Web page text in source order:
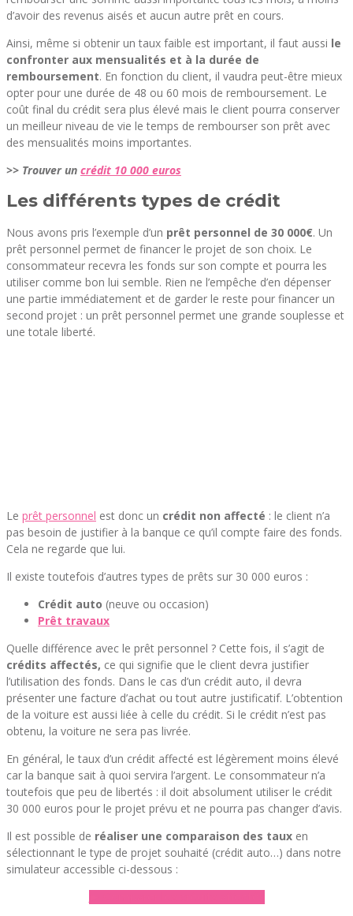
d’avoir des revenus aisés et aucun autre prêt en cours.
Ainsi, même si obtenir un taux faible est important, il faut aussi le
confronter aux mensualités et à la durée de
remboursement. En fonction du client, il vaudra peut-être mieux
opter pour une durée de 48 ou 60 mois de remboursement. Le
coût final du crédit sera plus élevé mais le client pourra conserver
un meilleur niveau de vie le temps de rembourser son prêt avec
des mensualités moins importantes.
>> Trouver un crédit 10 000 euros
Les différents types de crédit
Nous avons pris l’exemple d’un prêt personnel de 30 000€. Un
prêt personnel permet de financer le projet de son choix. Le
consommateur recevra les fonds sur son compte et pourra les
utiliser comme bon lui semble. Rien ne l’empêche d’en dépenser
une partie immédiatement et de garder le reste pour financer un
second projet : un prêt personnel permet une grande souplesse et
une totale liberté.
Le prêt personnel est donc un crédit non affecté : le client n’a
pas besoin de justifier à la banque ce qu’il compte faire des fonds.
Cela ne regarde que lui.
Il existe toutefois d’autres types de prêts sur 30 000 euros :
Crédit auto (neuve ou occasion)
Prêt travaux
Quelle différence avec le prêt personnel ? Cette fois, il s’agit de
crédits affectés, ce qui signifie que le client devra justifier
l’utilisation des fonds. Dans le cas d’un crédit auto, il devra
présenter une facture d’achat ou tout autre justificatif. L’obtention
de la voiture est aussi liée à celle du crédit. Si le crédit n’est pas
obtenu, la voiture ne sera pas livrée.
En général, le taux d’un crédit affecté est légèrement moins élevé
car la banque sait à quoi servira l’argent. Le consommateur n’a
toutefois que peu de libertés : il doit absolument utiliser le crédit
30 000 euros pour le projet prévu et ne pourra pas changer d’avis.
Il est possible de réaliser une comparaison des taux en
sélectionnant le type de projet souhaité (crédit auto…) dans notre
simulateur accessible ci-dessous :